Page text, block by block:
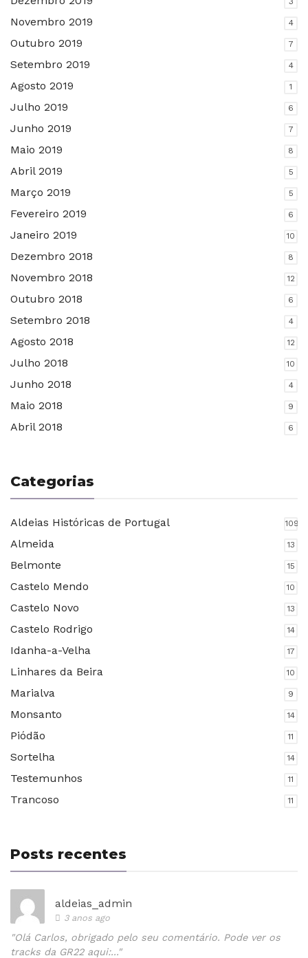
Novembro 2019 4
Outubro 2019 7
Setembro 2019 4
Agosto 2019 1
Julho 2019 6
Junho 2019 7
Maio 2019 8
Abril 2019 5
Março 2019 5
Fevereiro 2019 6
Janeiro 2019 10
Dezembro 2018 8
Novembro 2018 12
Outubro 2018 6
Setembro 2018 4
Agosto 2018 12
Julho 2018 10
Junho 2018 4
Maio 2018 9
Abril 2018 6
Categorias
Aldeias Históricas de Portugal 109
Almeida 13
Belmonte 15
Castelo Mendo 10
Castelo Novo 13
Castelo Rodrigo 14
Idanha-a-Velha 17
Linhares da Beira 10
Marialva 9
Monsanto 14
Piódão 11
Sortelha 14
Testemunhos 11
Trancoso 11
Posts recentes
aldeias_admin
3 anos ago
"Olá Carlos, obrigado pelo seu comentário. Pode ver os
tracks da GR22 aqui:..."